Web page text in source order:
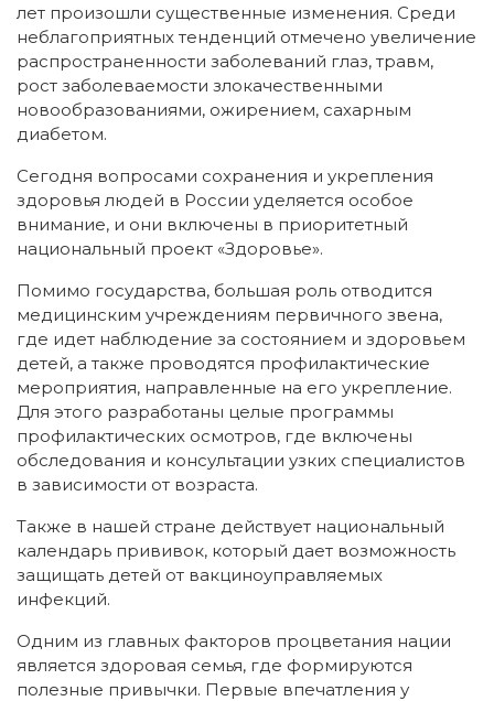
лет произошли существенные изменения. Среди
неблагоприятных тенденций отмечено увеличение
распространенности заболеваний глаз, травм,
рост заболеваемости злокачественными
новообразованиями, ожирением, сахарным
диабетом.
Сегодня вопросами сохранения и укрепления
здоровья людей в России уделяется особое
внимание, и они включены в приоритетный
национальный проект «Здоровье».
Помимо государства, большая роль отводится
медицинским учреждениям первичного звена,
где идет наблюдение за состоянием и здоровьем
детей, а также проводятся профилактические
мероприятия, направленные на его укрепление.
Для этого разработаны целые программы
профилактических осмотров, где включены
обследования и консультации узких специалистов
в зависимости от возраста.
Также в нашей стране действует национальный
календарь прививок, который дает возможность
защищать детей от вакциноуправляемых
инфекций.
Одним из главных факторов процветания нации
является здоровая семья, где формируются
полезные привычки. Первые впечатления у